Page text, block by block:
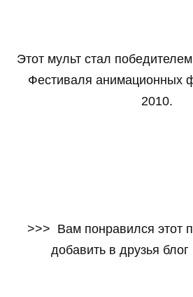
Этот мульт стал
Фестиваля анимационных
2010.
>>> Вам понравился этот
добавить в друзья блог